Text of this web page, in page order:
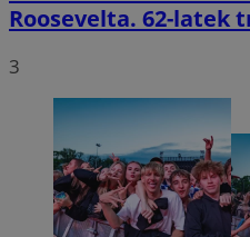
Roosevelta. 62-latek
3